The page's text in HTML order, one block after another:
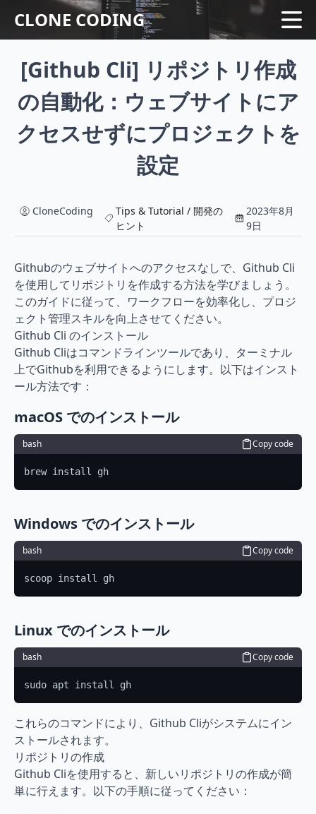
CLONE CODING
Home
Language
Web
シリーズ
Tips & Tutorial
[Github Cli] リポジトリ作成
の自動化：ウェブサイトにア
クセスせずにプロジェクトを
設定
CloneCoding
Tips & Tutorial / 開発の
ヒント
2023年8月
9日
Githubのウェブサイトへのアクセスなしで、Github Cli
を使用してリポジトリを作成する方法を学びましょう。
このガイドに従って、ワークフローを効率化し、プロジ
ェクト管理スキルを向上させてください。
Github Cli のインストール
Github Cliはコマンドラインツールであり、ターミナル
上でGithubを利用できるようにします。以下はインスト
ール方法です：
macOS でのインストール
bash Copy code
brew install gh
Windows でのインストール
bash Copy code
scoop install gh
Linux でのインストール
bash Copy code
sudo apt install gh
これらのコマンドにより、Github Cliがシステムにイン
ストールされます。
リポジトリの作成
Github Cliを使用すると、新しいリポジトリの作成が簡
単に行えます。以下の手順に従ってください：